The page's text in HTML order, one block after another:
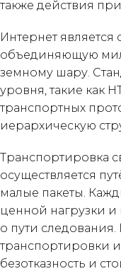
также действия
Интернет является
объединяющую
земному шару.
уровня, такие как
транспортных
иерархическую
Транспортировка
осуществляется
малые пакеты.
ценной нагрузки
о пути
транспортировки
безотказность и